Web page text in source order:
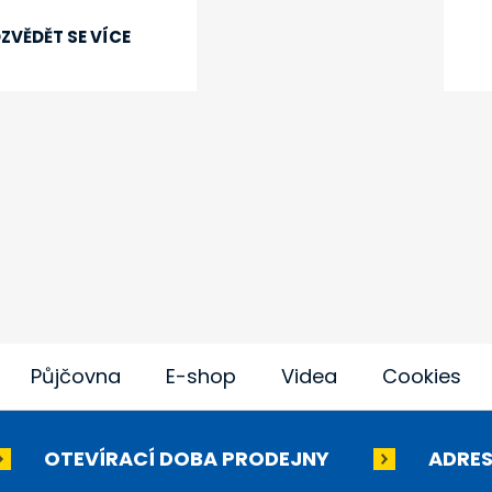
SE VÍCE
Půjčovna E-shop Videa Cookies
OTEVÍRACÍ DOBA PRODEJNY